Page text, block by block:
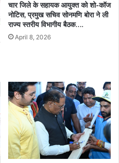
चार जिले के सहायक आयुक्त को शो-कॉज
नोटिस, प्रमुख सचिव सोनमणि बोरा ने ली
राज्य स्तरीय विभागीय बैठक….
April 8, 2026